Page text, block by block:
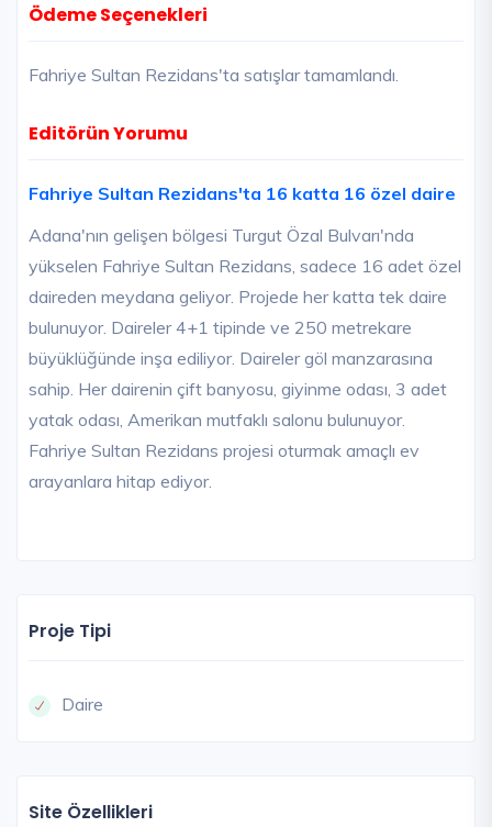
Ödeme Seçenekleri
Fahriye Sultan Rezidans'ta satışlar tamamlandı.
Editörün Yorumu
Fahriye Sultan Rezidans'ta 16 katta 16 özel daire
Adana'nın gelişen bölgesi Turgut Özal Bulvarı'nda
yükselen Fahriye Sultan Rezidans, sadece 16 adet özel
daireden meydana geliyor. Projede her katta tek daire
bulunuyor. Daireler 4+1 tipinde ve 250 metrekare
büyüklüğünde inşa ediliyor. Daireler göl manzarasına
sahip. Her dairenin çift banyosu, giyinme odası, 3 adet
yatak odası, Amerikan mutfaklı salonu bulunuyor.
Fahriye Sultan Rezidans projesi oturmak amaçlı ev
arayanlara hitap ediyor.
Proje Tipi
Daire
Site Özellikleri